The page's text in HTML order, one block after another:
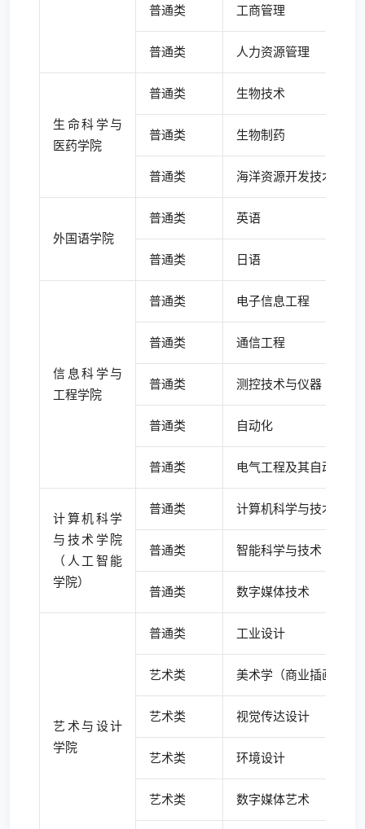
普通类 工商管理
普通类 人力资源管理
生命科学与
医药学院
普通类 生物技术
普通类 生物制药
普通类 海洋资源开发技术
外国语学院
普通类 英语
普通类 日语
信息科学与
工程学院
普通类 电子信息工程
普通类 通信工程
普通类 测控技术与仪器
普通类 自动化
普通类 电气工程及其自动化
计算机科学
与技术学院
（人工智能
学院）
普通类 计算机科学与技术
普通类 智能科学与技术
普通类 数字媒体技术
艺术与设计
学院
普通类 工业设计
艺术类 美术学（商业插画）
艺术类 视觉传达设计
艺术类 环境设计
艺术类 数字媒体艺术